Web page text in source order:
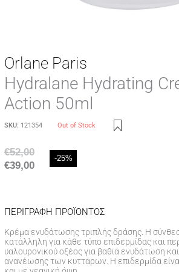
Orlane Paris
Hydralane Hydrating
Action 50ml
SKU: 121354 Out of Stock
€52,00
€39,00
-25%
ΠΕΡΙΓΡΑΦΗ ΠΡΟΪΟΝΤΟΣ
Kρέμα ενυδάτωσης τριπλής δράσης. Η
κατάλληλη για κάθε τύπο επιδερμίδας και
υαλουρονικού οξέος για βαθιά ενυδάτωση
ανανέωσης των κυττάρων. Η επιδερμίδα